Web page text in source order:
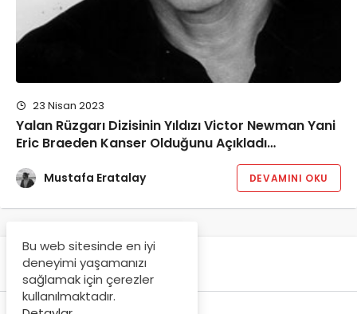
23 Nisan 2023
Yalan Rüzgarı Dizisinin Yıldızı Victor Newman Yani
Eric Braeden Kanser Olduğunu Açıkladı…
Mustafa Eratalay DEVAMINI OKU
Bu web sitesinde en iyi
deneyimi yaşamanızı
sağlamak için çerezler
kullanılmaktadır.